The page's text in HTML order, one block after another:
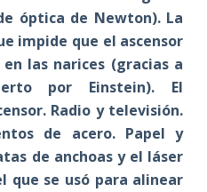
óptica de Newton). La
impide que el ascensor
las narices (gracias a
por Einstein). El
Radio y televisión.
de acero. Papel y
de anchoas y el láser
que se usó para alinear